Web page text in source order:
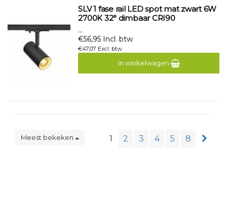
SLV 1 fase rail LED spot mat zwart 6W
2700K 32° dimbaar CRI90
...
€56,95 Incl. btw
€47,07 Excl. btw
In winkelwagen
Meest bekeken 1 2 3 4 5 8